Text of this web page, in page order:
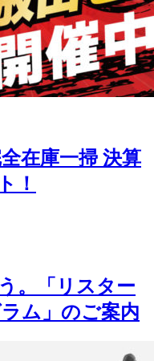
在庫一掃 決算
！
。「リスター
ム」のご案内